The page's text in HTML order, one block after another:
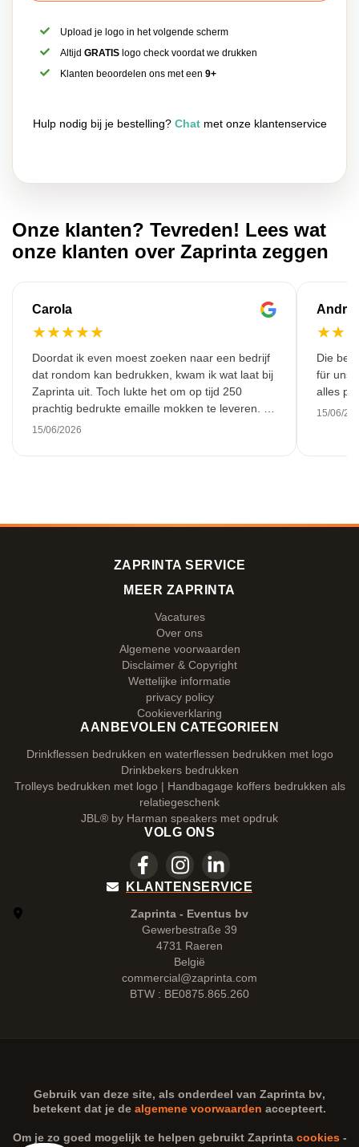
Upload je logo in het volgende scherm
AltijdGRATIS logo check voordat we drukken
Klanten beoordelen ons met een9+
Hulp nodig bij je bestelling? Chatmet onze klantenservice
Onze klanten? Tevreden! Lees wat
onze klanten over Zaprinta zeggen
Carola
★★★★★
Doordat ik even moest zoeken naar een bedrijf
dat rondom kan bedrukken, kwam ik wat laat bij
Zaprinta uit. Toch lukte het om op tijd 250
prachtig bedrukte emaille mokken te leveren. Ik
ben daar heel blij mee. Hartelijk bedankt!
15/06/2026
★★
Die
für
alles
15/06/
ZAPRINTA SERVICE
MEER ZAPRINTA
Vacatures
Over ons
Algemene voorwaarden
Disclaimer & Copyright
Wettelijke informatie
privacy policy
Cookieverklaring
AANBEVOLEN CATEGORIEEN
Drinkflessen bedrukken en waterflessen bedrukken met logo
Drinkbekers bedrukken
Trolleys bedrukken met logo | Handbagage koffers bedrukken als
relatiegeschenk
JBL® by Harman speakers met opdruk
VOLG ONS
KLANTENSERVICE
Zaprinta - Eventus bv
Gewerbestraße 39
4731 Raeren
België
commercial@zaprinta.com
BTW : BE0875.865.260
Gebruik van deze site, als onderdeel van Zaprinta bv,
betekent dat je de algemene voorwaarden accepteert.
Om je zo goed mogelijk te helpen gebruikt Zaprinta cookies-